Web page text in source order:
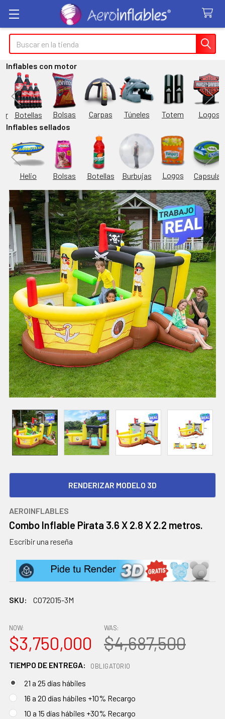
Buscar
Inflables con motor
Botellas Bolsas Carpas Túneles Totem
Logos
Inflables sellados
Helio Bolsas Botellas Burbujas Logos Capsulas
AEROINFLABLES
Combo Inflable Pirata 3.6 X 2.8 X 2.2 metros.
Escribir una reseña
SKU: CO72015-3M
RENDERIZAR MODELO 3D
NOW:
$3,750,000
WAS:
$4,687,500
TIEMPO DE ENTREGA: OBLIGATORIO
21 a 25 días hábiles
16 a 20 días hábiles +10% Recargo
10 a 15 días hábiles +30% Recargo